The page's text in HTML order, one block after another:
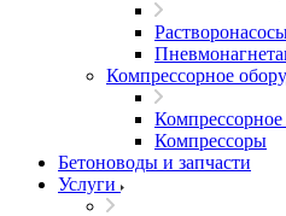
Компрессорное
Компрессоры
Бетоноводы и запчасти
Услуги